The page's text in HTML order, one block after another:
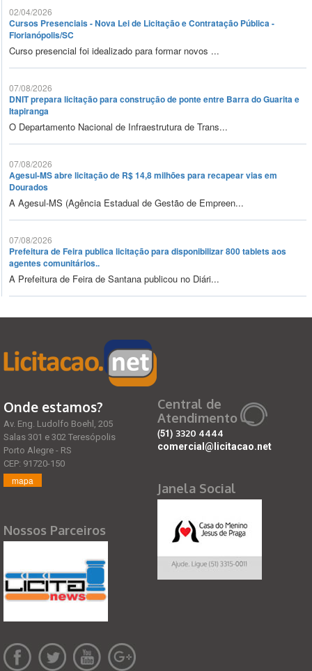
02/04/2026
Cursos Presenciais - Nova Lei de Licitação e Contratação Pública -
Florianópolis/SC
Curso presencial foi idealizado para formar novos ...
07/08/2026
DNIT prepara licitação para construção de ponte entre Barra do Guarita e
Itapiranga
O Departamento Nacional de Infraestrutura de Trans...
07/08/2026
Agesul-MS abre licitação de R$ 14,8 milhões para recapear vias em
Dourados
A Agesul-MS (Agência Estadual de Gestão de Empreen...
07/08/2026
Prefeitura de Feira publica licitação para disponibilizar 800 tablets aos
agentes comunitários..
A Prefeitura de Feira de Santana publicou no Diári...
Onde estamos?
Av. Eng. Ludolfo Boehl, 205
Salas 301 e 302 Teresópolis
Porto Alegre - RS
CEP: 91720-150
mapa
Nossos Parceiros
Central de
Atendimento
(51) 3320 4444
comercial@licitacao.net
Janela Social